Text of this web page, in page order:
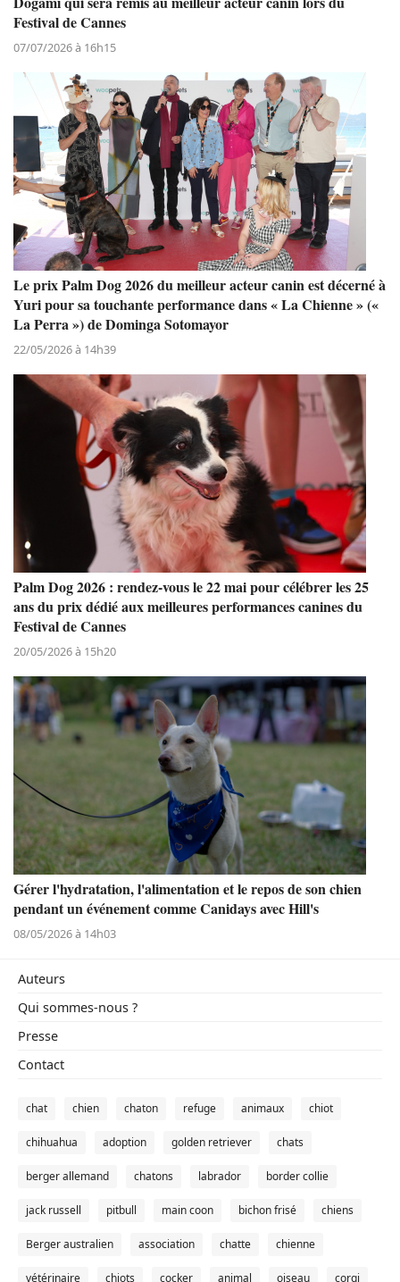
Festival de Cannes
07/07/2026 à 16h15
Le prix Palm Dog 2026 du meilleur acteur canin est décerné à
Yuri pour sa touchante performance dans « La Chienne » («
La Perra ») de Dominga Sotomayor
22/05/2026 à 14h39
Palm Dog 2026 : rendez-vous le 22 mai pour célébrer les 25
ans du prix dédié aux meilleures performances canines du
Festival de Cannes
20/05/2026 à 15h20
Gérer l'hydratation, l'alimentation et le repos de son chien
pendant un événement comme Canidays avec Hill's
08/05/2026 à 14h03
Auteurs
Qui sommes-nous ?
Presse
Contact
chat chien chaton refuge animaux chiot
chihuahua adoption golden retriever chats
berger allemand chatons labrador border collie
jack russell pitbull main coon bichon frisé chiens
Berger australien association chatte chienne
vétérinaire chiots cocker animal oiseau corgi